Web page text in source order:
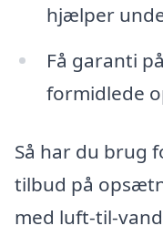
hjælper
Få garanti
formidlede
Så har du brug
tilbud på
med luft-til-